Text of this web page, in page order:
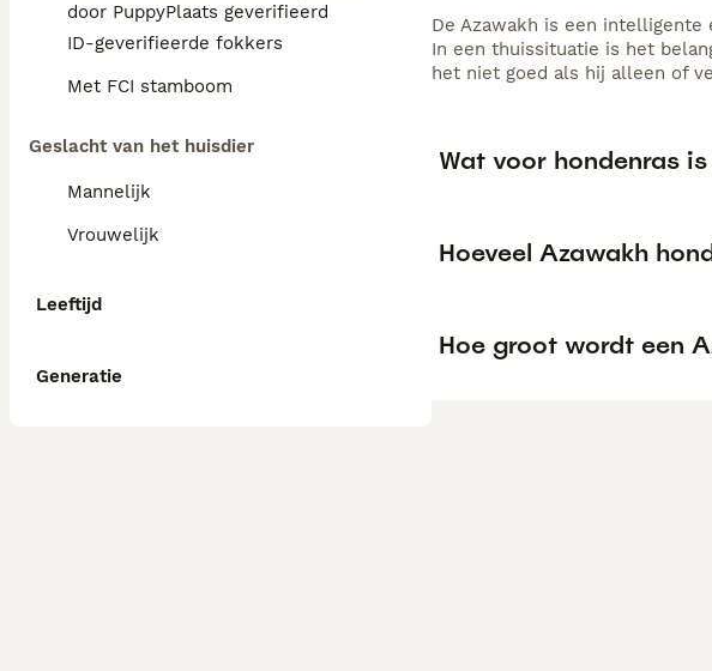
door PuppyPlaats geverifieerd
ID-geverifieerde fokkers
Met FCI stamboom
Geslacht van het huisdier
Mannelijk
Vrouwelijk
Leeftijd
Generatie
De Azawakh is een
In een thuissituatie is het
het niet goed als hij alleen of
Wat voor hondenras
Hoeveel Azawakh
Hoe groot wordt een